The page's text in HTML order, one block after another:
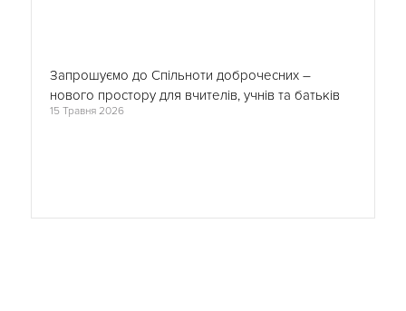
15 Травня 2026
Запрошуємо до Спільноти доброчесних –
нового простору для вчителів, учнів та батьків